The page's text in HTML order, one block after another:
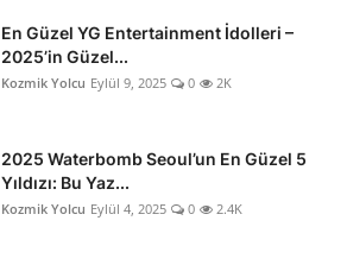
En Güzel YG Entertainment İdolleri –
2025’in Güzel...
Kozmik Yolcu Eylül 9, 2025 0 2K
2025 Waterbomb Seoul’un En Güzel 5
Yıldızı: Bu Yaz...
Kozmik Yolcu Eylül 4, 2025 0 2.4K